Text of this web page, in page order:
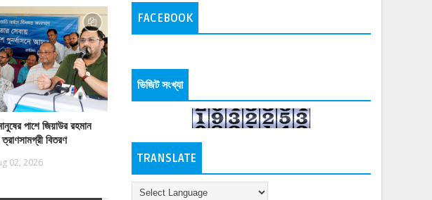
পাশে জিয়াউর রহমান
বিতরণ
02, 2026
FACEBOOK
ভিজিট সংখ্যা
TRANSLATE